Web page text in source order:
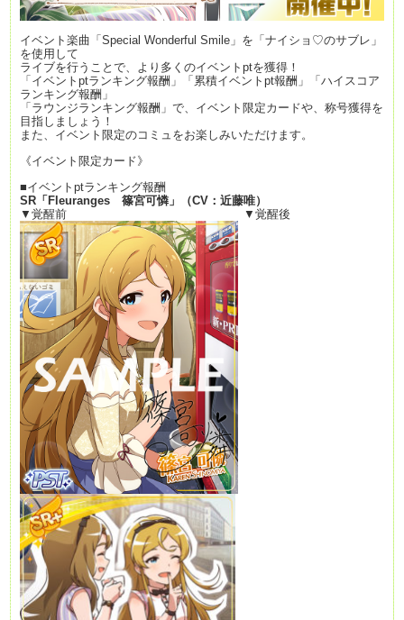
イベント楽曲「Special Wonderful Smile」を「ナイショ♡のサブレ」
を使用して
ライブを行うことで、より多くのイベントptを獲得！
「イベントptランキング報酬」「累積イベントpt報酬」「ハイスコア
ランキング報酬」
「ラウンジランキング報酬」で、イベント限定カードや、称号獲得を
目指しましょう！
また、イベント限定のコミュをお楽しみいただけます。
《イベント限定カード》
■イベントptランキング報酬
SR「 Fleuranges篠宮可憐」（CV：近藤唯）
▼覚醒前 ▼覚醒後